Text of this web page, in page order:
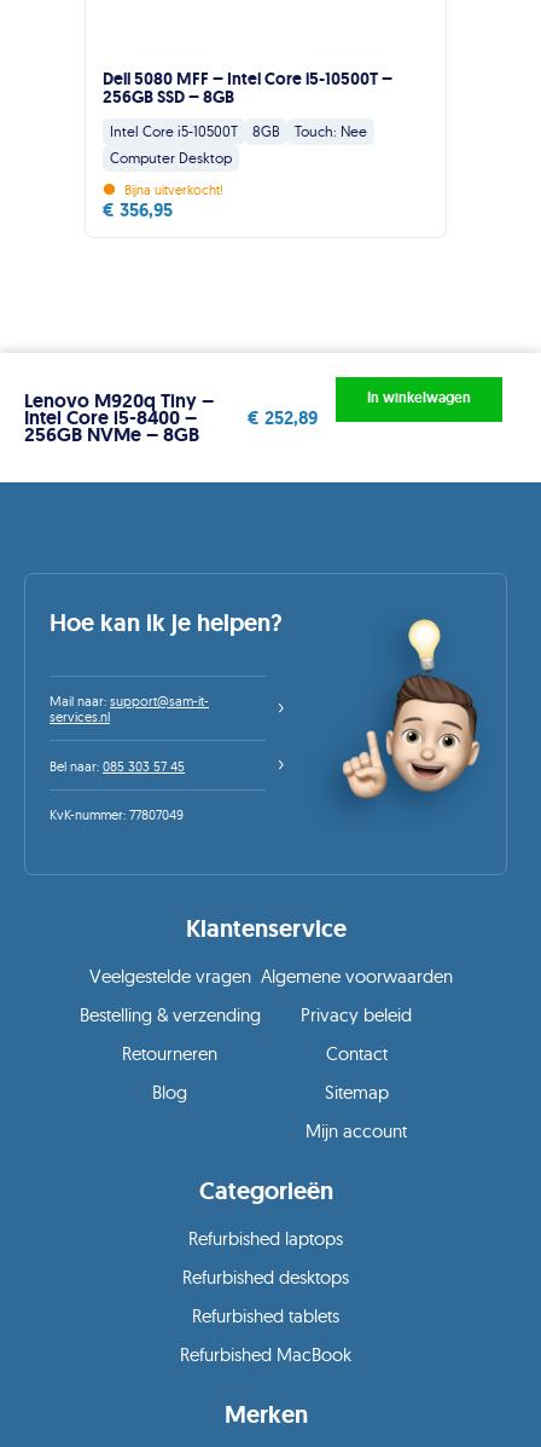
Dell 5080 MFF – Intel Core i5-10500T –
256GB SSD – 8GB
Intel Core i5-10500T 8GB
Touch: Nee
Computer Desktop
• Bijna uitverkocht!
€ 356,95
Lenovo M920q Tiny –
Intel Core i5-8400 –
256GB NVMe – 8GB
€ 252,89
In winkelwagen
Hoe kan ik je helpen?
Mail naar: support@sam-it-
services.nl
Bel naar: 085 303 57 45
KvK-nummer: 77807049
Klantenservice
Veelgestelde vragen
Bestelling & verzending
Retourneren
Blog
Algemene voorwaarden
Privacy beleid
Contact
Sitemap
Mijn account
Categorieën
Refurbished laptops
Refurbished desktops
Refurbished tablets
Refurbished MacBook
Merken